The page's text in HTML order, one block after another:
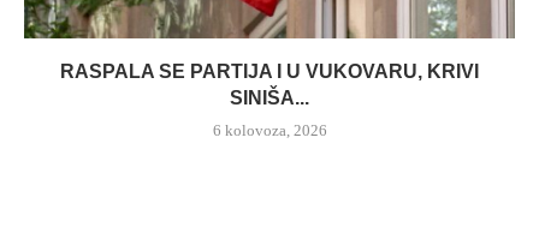
RASPALA SE PARTIJA I U VUKOVARU, KRIVI
SINIŠA...
6 kolovoza, 2026